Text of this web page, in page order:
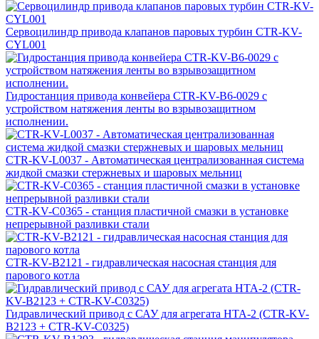
Сервоцилиндр привода клапанов паровых турбин CTR-KV-
CYL001
Гидростанция привода конвейера CTR-KV-B6-0029 с
устройством натяжения ленты во взрывозащитном
исполнении.
CTR-KV-L0037 - Автоматическая централизованная система
жидкой смазки стержневых и шаровых мельниц
CTR-KV-C0365 - станция пластичной смазки в установке
непрерывной разливки стали
CTR-KV-B2121 - гидравлическая насосная станция для
парового котла
Гидравлический привод с САУ для агрегата HTA-2 (CTR-KV-
B2123 + CTR-KV-C0325)